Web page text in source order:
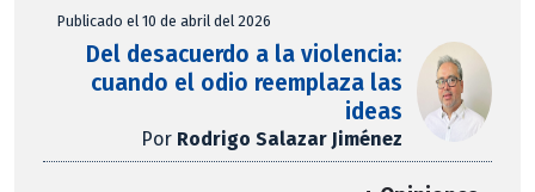
Publicado el 10 de abril del 2026
Del desacuerdo a la violencia:
cuando el odio reemplaza las
ideas
Por Rodrigo Salazar Jiménez